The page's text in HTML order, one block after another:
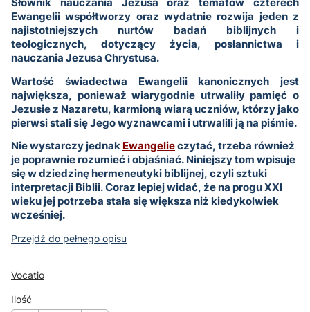
Słownik nauczania Jezusa oraz tematów czterech
Ewangelii współtworzy oraz wydatnie rozwija jeden z
najistotniejszych nurtów badań biblijnych i
teologicznych, dotyczący życia, posłannictwa i
nauczania Jezusa Chrystusa.
Wartość świadectwa Ewangelii kanonicznych jest
największa, ponieważ wiarygodnie utrwaliły pamięć o
Jezusie z Nazaretu, karmioną wiarą uczniów, którzy jako
pierwsi stali się Jego wyznawcami i utrwalili ją na piśmie.
Nie wystarczy jednak Ewangelieczytać, trzeba również
je poprawnie rozumieć i objaśniać. Niniejszy tom wpisuje
się w dziedzinę hermeneutyki biblijnej, czyli sztuki
interpretacji Biblii. Coraz lepiej widać, że na progu XXI
wieku jej potrzeba stała się większa niż kiedykolwiek
wcześniej.
Przejdź do pełnego opisu
Vocatio
Ilość